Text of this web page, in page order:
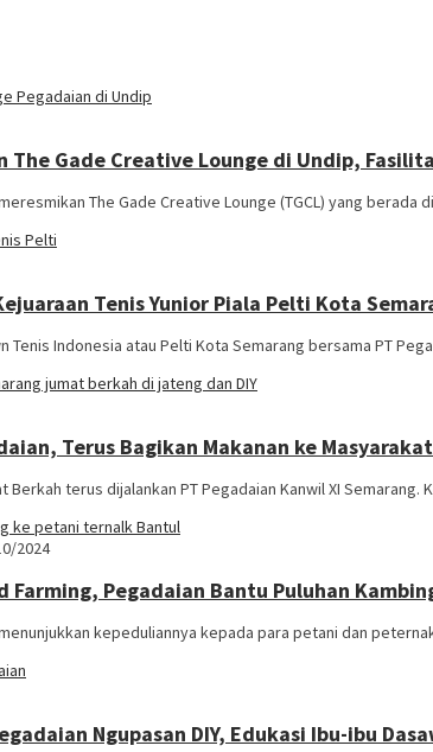
The Gade Creative Lounge di Undip,
The Gade Creative Lounge (TGCL) yang
Tenis Yunior Piala Pelti Kota
Tenis Indonesia atau Pelti Kota Semarang bersama PT
Terus Bagikan Makanan ke
Berkah terus dijalankan PT Pegadaian Kanwil XI
2024
Farming, Pegadaian Bantu Puluhan
kepeduliannya kepada para petani dan
Ngupasan DIY, Edukasi Ibu-ibu